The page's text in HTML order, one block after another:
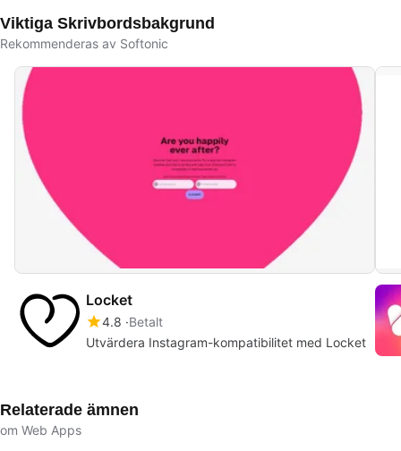
Viktiga Skrivbordsbakgrund
Rekommenderas av Softonic
Locket
4.8 Betalt
Utvärdera Instagram-kompatibilitet med Locket
Relaterade ämnen
om Web Apps